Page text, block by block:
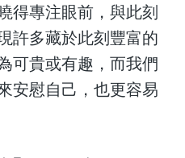
得專注眼前，與此刻
許多藏於此刻豐富的
可貴或有趣，而我們
安慰自己，也更容易